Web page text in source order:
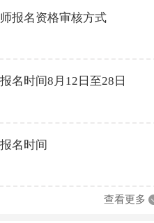
报名资格审核方式
名时间8月12日至28日
名时间
查看更多